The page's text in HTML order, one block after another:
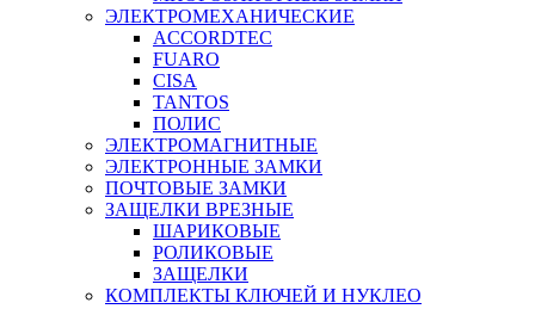
ЭЛЕКТРОМЕХАНИЧЕСКИЕ
ACCORDTEC
FUARO
CISA
TANTOS
ПОЛИС
ЭЛЕКТРОМАГНИТНЫЕ
ЭЛЕКТРОННЫЕ ЗАМКИ
ПОЧТОВЫЕ ЗАМКИ
ЗАЩЕЛКИ ВРЕЗНЫЕ
ШАРИКОВЫЕ
РОЛИКОВЫЕ
ЗАЩЕЛКИ
КОМПЛЕКТЫ КЛЮЧЕЙ И НУКЛЕО